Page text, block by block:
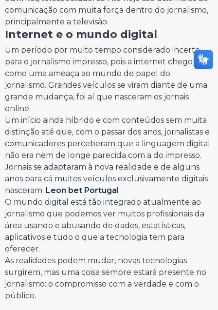
comunicação com muita força dentro do jornalismo,
principalmente a televisão.
Internet e o mundo digital
Um período por muito tempo considerado incerto
para o jornalismo impresso, pois a internet chegou
como uma ameaça ao mundo de papel do
jornalismo. Grandes veículos se viram diante de uma
grande mudança, foi aí que nasceram os jornais
online.
Um início ainda híbrido e com conteúdos sem muita
distinção até que, com o passar dos anos, jornalistas e
comunicadores perceberam que a linguagem digital
não era nem de longe parecida com a do impresso.
Jornais se adaptaram à nova realidade e de alguns
anos para cá muitos veículos exclusivamente digitais
nasceram. Leon bet Portugal
O mundo digital está tão integrado atualmente ao
jornalismo que podemos ver muitos profissionais da
área usando e abusando de dados, estatísticas,
aplicativos e tudo o que a tecnologia tem para
oferecer.
As realidades podem mudar, novas tecnologias
surgirem, mas uma coisa sempre estará presente no
jornalismo: o compromisso com a verdade e com o
público.